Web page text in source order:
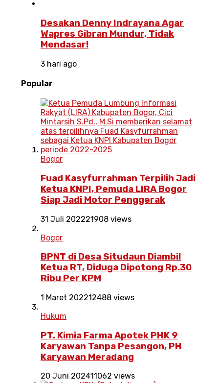
Desakan Denny Indrayana Agar
Wapres Gibran Mundur, Tidak
Mendasar!
3 hari ago
Popular
Bogor
Fuad Kasyfurrahman Terpilih Jadi
Ketua KNPI, Pemuda LIRA Bogor
Siap Jadi Motor Penggerak
31 Juli 202221908 views
Bogor
BPNT di Desa Situdaun Diambil
Ketua RT, Diduga Dipotong Rp.30
Ribu Per KPM
1 Maret 202212488 views
Hukum
PT. Kimia Farma Apotek PHK 9
Karyawan Tanpa Pesangon, PH
Karyawan Meradang
20 Juni 202411062 views